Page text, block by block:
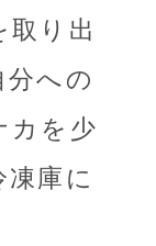
取り出
への
カを少
庫に